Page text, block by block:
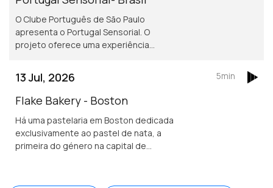
O Clube Português de São Paulo
apresenta o Portugal Sensorial. O
projeto oferece uma experiência
e um show audiovisual tecnológico.
13 Jul, 2026
Flake Bakery - Boston
Há uma pastelaria em Boston dedicada
exclusivamente ao pastel de nata, a
primeira do género na capital de
5min